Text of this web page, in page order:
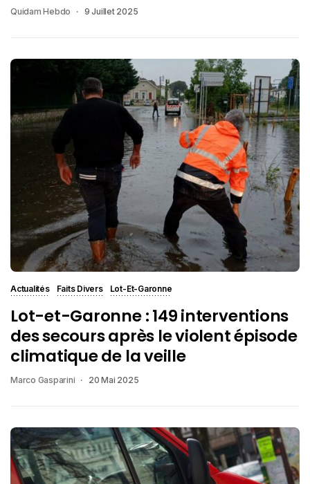
Quidam Hebdo 9 Juillet 2025
Actualités Faits Divers Lot-Et-Garonne
Lot-et-Garonne : 149 interventions
des secours après le violent épisode
climatique de la veille
Marco Gasparini 20 Mai 2025